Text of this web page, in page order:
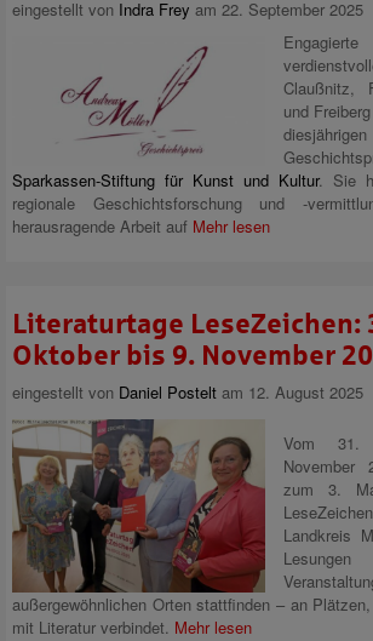
eingestellt von Indra Frey am 22. September 2025
Claußnitz,
und
Sparkassen-Stiftung für Kunst und Kultur. Sie
regionale Geschichtsforschung und -
herausragende Arbeit auf Mehr lesen
Literaturtage LeseZeichen:
Oktober bis 9. November
eingestellt von Daniel Postelt am 12. August 2025
Vom
November
zum 3.
Landkreis
außergewöhnlichen Orten stattfinden – an
mit Literatur verbindet. Mehr lesen